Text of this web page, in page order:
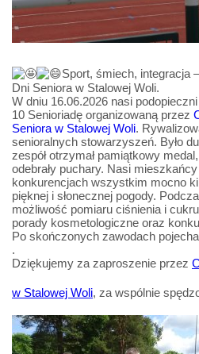
Sport, śmiech, integracja
Dni Seniora w Stalowej Woli.
W dniu 16.06.2026 nasi
10 Senioriadę organizowaną przez
Seniora w Stalowej Woli.
senioralnych stowarzyszeń. Było
zespół otrzymał pamiątkowy
odebrały puchary. Nasi
konkurencjach wszystkim mocno
pięknej i słonecznej pogody.
możliwość pomiaru ciśnienia i
porady kosmetologiczne oraz
Po skończonych zawodach
.
Dziękujemy za zaproszenie przez
w Stalowej Woli, za wspólnie